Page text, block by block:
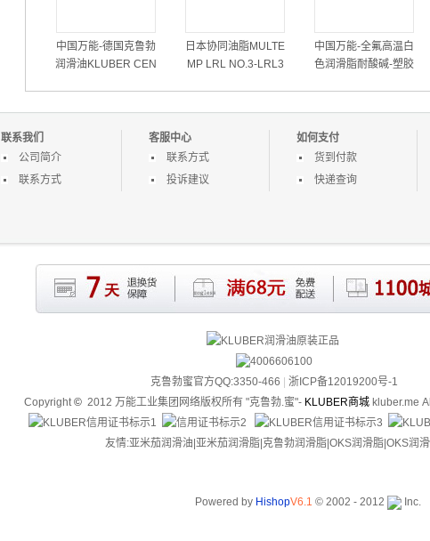
中国万能-德国克鲁勃
润滑油KLUBER CEN
日本协同油脂MULTE
MP LRL NO.3-LRL3
中国万能-全氟高温白
色润滑脂耐酸碱-塑胶
联系我们
公司简介
联系方式
客服中心
联系方式
投诉建议
如何支付
货到付款
快递查询
克鲁勃蜜官方QQ:3350-466
浙ICP备12019200号-1
Copyright© 2012 万能工业集团网络版权所有 "克鲁勃.蜜"- KLUBER商城 kluber.me
友情:亚米茄润滑油| 亚米茄润滑脂|克鲁勃润滑脂| OKS润滑脂| OKS润
Powered by HishopV6.1 © 2002 - 2012 Inc.